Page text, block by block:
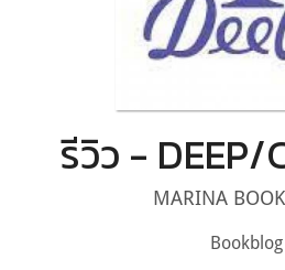
รีวิว - DEEP/
MARINA
Bookblog